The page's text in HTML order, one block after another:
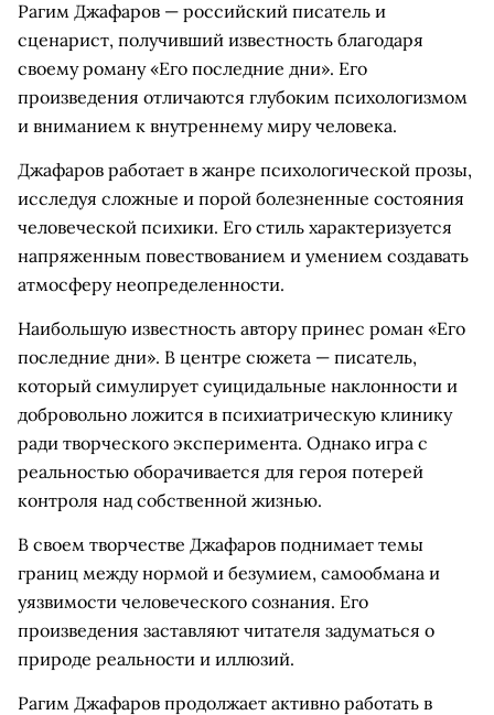
Рагим Джафаров — российский писатель и
сценарист, получивший известность благодаря
своему роману «Его последние дни». Его
произведения отличаются глубоким психологизмом
и вниманием к внутреннему миру человека.
Джафаров работает в жанре психологической прозы,
исследуя сложные и порой болезненные состояния
человеческой психики. Его стиль характеризуется
напряженным повествованием и умением создавать
атмосферу неопределенности.
Наибольшую известность автору принес роман «Его
последние дни». В центре сюжета — писатель,
который симулирует суицидальные наклонности и
добровольно ложится в психиатрическую клинику
ради творческого эксперимента. Однако игра с
реальностью оборачивается для героя потерей
контроля над собственной жизнью.
В своем творчестве Джафаров поднимает темы
границ между нормой и безумием, самообмана и
уязвимости человеческого сознания. Его
произведения заставляют читателя задуматься о
природе реальности и иллюзий.
Рагим Джафаров продолжает активно работать в